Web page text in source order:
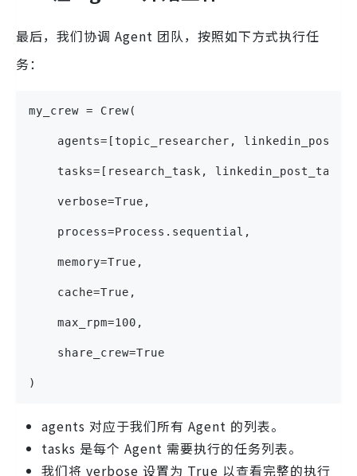
最后，我们协调 Agent 团队，按照如下方式执行任
务：
my_crew = Crew(
agents=[topic_researcher,
tasks=[research_task,
    verbose=True,
    process=Process.sequential,
    memory=True,
    cache=True,
    max_rpm=100,
    share_crew=True
)
agents 对应于我们所有 Agent 的列表。
tasks 是每个 Agent 需要执行的任务列表。
我们将 verbose 设置为 True 以查看完整的执行